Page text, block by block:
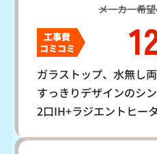
メーカー希
工事費
コミコミ
ガラストップ、水無し
すっきりデザインのシ
2口IH+ラジエントヒー